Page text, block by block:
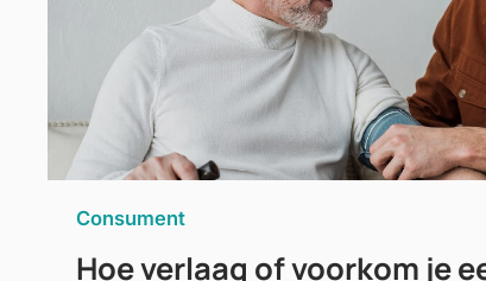
Consument
Hoe verlaag of voorkom je